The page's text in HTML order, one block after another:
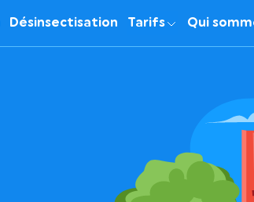
Désinsectisation Tarifs Qui